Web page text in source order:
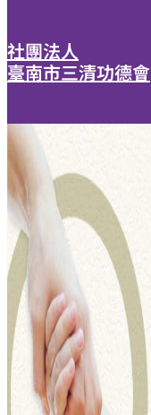
社團法人
臺南市三清功德會